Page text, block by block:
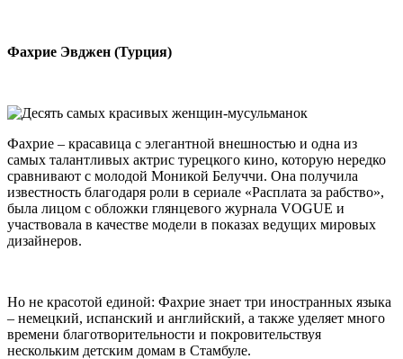
Фахрие Эвджен (Турция)
Фахрие – красавица с элегантной внешностью и одна из
самых талантливых актрис турецкого кино, которую нередко
сравнивают с молодой Моникой Белуччи. Она получила
известность благодаря роли в сериале «Расплата за рабство»,
была лицом с обложки глянцевого журнала VOGUE и
участвовала в качестве модели в показах ведущих мировых
дизайнеров.
Но не красотой единой: Фахрие знает три иностранных языка
– немецкий, испанский и английский, а также уделяет много
времени благотворительности и покровительствуя
нескольким детским домам в Стамбуле.